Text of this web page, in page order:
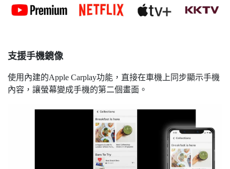
支援手機鏡像
使用內建的Apple Carplay功能，直接在車機上同步顯示手機
內容，讓螢幕變成手機的第二個畫面。